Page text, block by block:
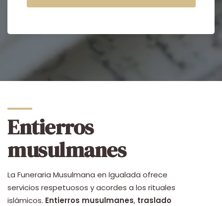
Entierros
musulmanes
La Funeraria Musulmana en Igualada ofrece
servicios respetuosos y acordes a los rituales
islámicos. Entierros musulmanes, traslado